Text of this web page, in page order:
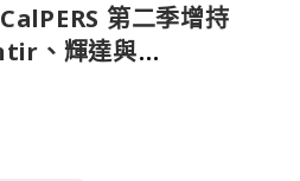
第二季增持
、輝達與